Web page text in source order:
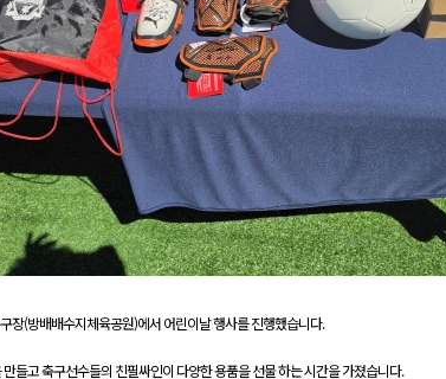
장(방배배수지체육공원)에서 어린이날 행사를 진행했습니다.
들고 축구선수들의 친필싸인이 다양한 용품을 선물 하는 시간을 가졌습니다.